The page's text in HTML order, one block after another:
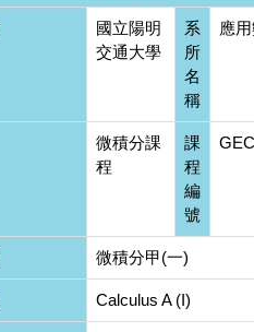
國立陽明
交通大學
系
所
名
稱
應
微積分課
程
課
程
編
號
微積分甲(一)
Calculus A (I)